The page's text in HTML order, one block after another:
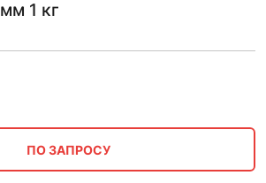
мм 1 кг
ПО ЗАПРОСУ